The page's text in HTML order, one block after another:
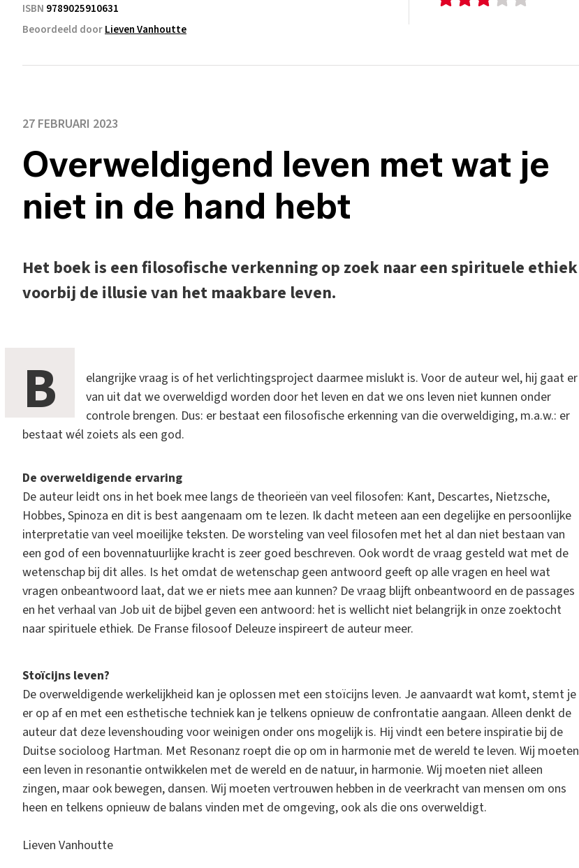
ISBN 9789025910631
Beoordeeld doorLieven Vanhoutte
27 FEBRUARI 2023
Overweldigend leven met wat je
niet in de hand hebt
Het boek is een filosofische verkenning op zoek naar een spirituele ethiek
voorbij de illusie van het maakbare leven.
B
elangrijke vraag is of het verlichtingsproject daarmee mislukt is. Voor de auteur wel, hij gaat er
van uit dat we overweldigd worden door het leven en dat we ons leven niet kunnen onder
controle brengen. Dus: er bestaat een filosofische erkenning van die overweldiging, m.a.w.: er
bestaat wél zoiets als een god.
De overweldigende ervaring
De auteur leidt ons in het boek mee langs de theorieën van veel filosofen: Kant, Descartes, Nietzsche,
Hobbes, Spinoza en dit is best aangenaam om te lezen. Ik dacht meteen aan een degelijke en persoonlijke
interpretatie van veel moeilijke teksten. De worsteling van veel filosofen met het al dan niet bestaan van
een god of een bovennatuurlijke kracht is zeer goed beschreven. Ook wordt de vraag gesteld wat met de
wetenschap bij dit alles. Is het omdat de wetenschap geen antwoord geeft op alle vragen en heel wat
vragen onbeantwoord laat, dat we er niets mee aan kunnen? De vraag blijft onbeantwoord en de passages
en het verhaal van Job uit de bijbel geven een antwoord: het is wellicht niet belangrijk in onze zoektocht
naar spirituele ethiek. De Franse filosoof Deleuze inspireert de auteur meer.
Stoïcijns leven?
De overweldigende werkelijkheid kan je oplossen met een stoïcijns leven. Je aanvaardt wat komt, stemt je
er op af en met een esthetische techniek kan je telkens opnieuw de confrontatie aangaan. Alleen denkt de
auteur dat deze levenshouding voor weinigen onder ons mogelijk is. Hij vindt een betere inspiratie bij de
Duitse socioloog Hartman. Met Resonanz roept die op om in harmonie met de wereld te leven. Wij moeten
een leven in resonantie ontwikkelen met de wereld en de natuur, in harmonie. Wij moeten niet alleen
zingen, maar ook bewegen, dansen. Wij moeten vertrouwen hebben in de veerkracht van mensen om ons
heen en telkens opnieuw de balans vinden met de omgeving, ook als die ons overweldigt.
Lieven Vanhoutte